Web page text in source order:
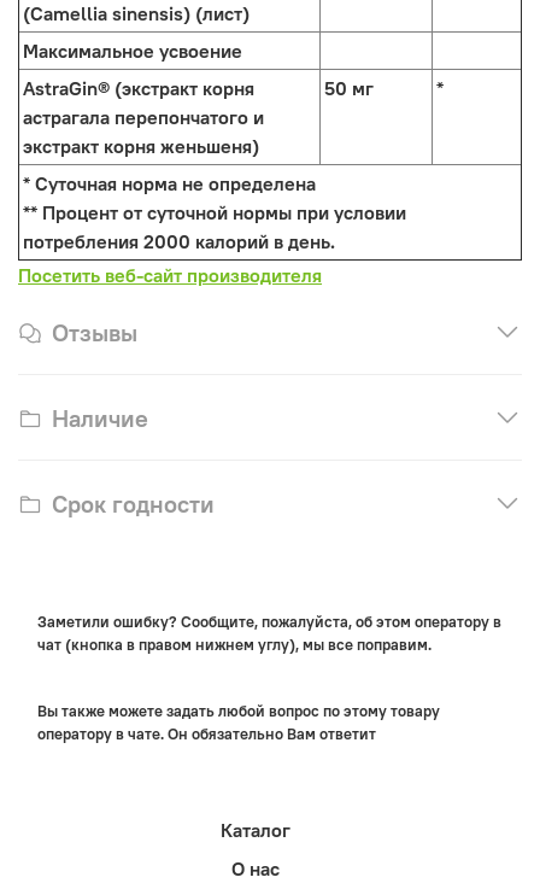
(Camellia sinensis) (лист)
Максимальное усвоение
AstraGin® (экстракт корня
астрагала перепончатого и
экстракт корня женьшеня)
50 мг *
* Суточная норма не определена
** Процент от суточной нормы при условии
потребления 2000 калорий в день.
Посетить веб-сайт производителя
Отзывы
Наличие
Срок годности
Заметили ошибку? Сообщите, пожалуйста, об этом оператору в
чат (кнопка в правом нижнем углу), мы все поправим.
Вы также можете задать любой вопрос по этому товару
оператору в чате. Он обязательно Вам ответит
Каталог
О нас